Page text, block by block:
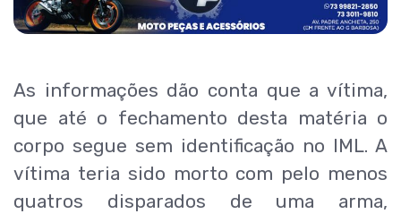
As informações dão conta que a vítima,
que até o fechamento desta matéria o
corpo segue sem identificação no IML. A
vítima teria sido morto com pelo menos
quatros disparados de uma arma,